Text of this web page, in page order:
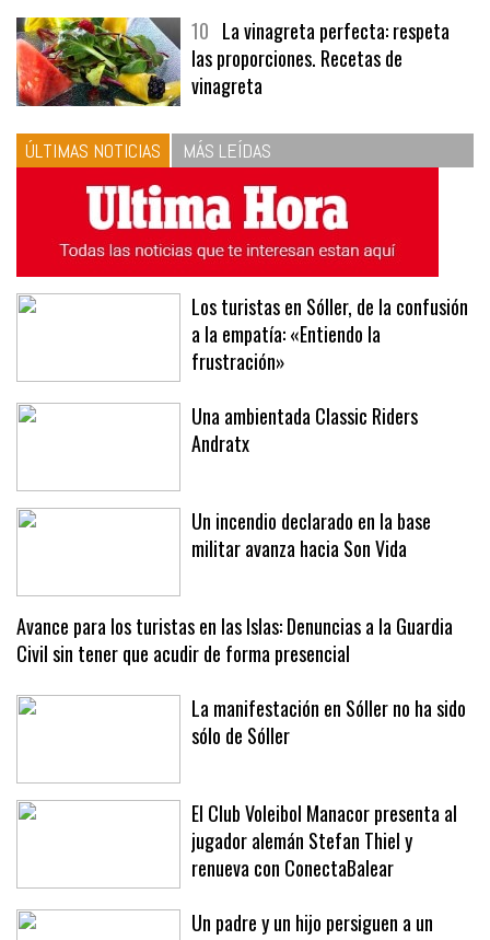
10 La vinagreta perfecta: respeta
las proporciones. Recetas de
vinagreta
ÚLTIMAS NOTICIAS MÁS LEÍDAS
Los turistas en Sóller, de la confusión
a la empatía: «Entiendo la
frustración»
Una ambientada Classic Riders
Andratx
Un incendio declarado en la base
militar avanza hacia Son Vida
Avance para los turistas en las Islas: Denuncias a la Guardia
Civil sin tener que acudir de forma presencial
La manifestación en Sóller no ha sido
sólo de Sóller
El Club Voleibol Manacor presenta al
jugador alemán Stefan Thiel y
renueva con ConectaBalear
Un padre y un hijo persiguen a un